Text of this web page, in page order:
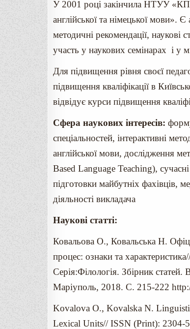
У 2001 році закінчила НТУУ
англійської та німецької мови».
методичні рекомендації, наукові
участь у наукових семінарах і у
Для підвищення рівня своєї
підвищення кваліфікації в
відвідує курси підвищення
Сфера наукових інтересів:
спеціальностей, інтерактивні
англійської мови, дослідження
Based Language Teaching),
підготовки майбутніх фахівців,
діяльності викладача
Наукові статті:
Ковальова О., Ковальська Н.
процес: ознаки та
Серія:Філологія. Збірник статей.
Маріуполь, 2018. С. 215-222
Kovalova O., Kovalska N.
Lexical Units// ISSN (Print):